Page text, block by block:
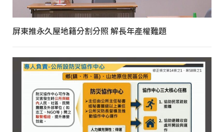
屏東推永久屋地籍分割分照 解長年產權難題